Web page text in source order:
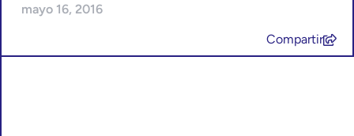
mayo 16, 2016
Compartir